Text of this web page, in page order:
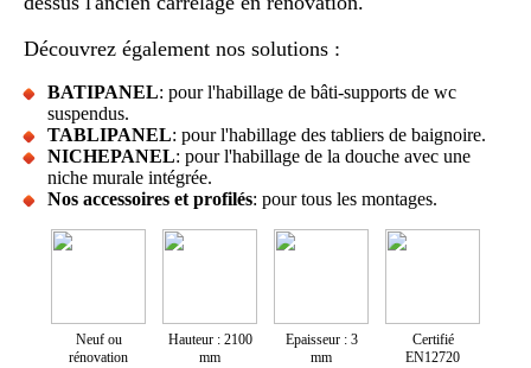
Découvrez également nos solutions :
BATIPANEL: pour l'habillage de bâti-supports de wc
suspendus.
TABLIPANEL: pour l'habillage des tabliers de baignoire.
NICHEPANEL: pour l'habillage de la douche avec une
niche murale intégrée.
Nos accessoires et profilés: pour tous les montages.
Neuf ou
rénovation
Hauteur : 2100
mm
Epaisseur : 3
mm
Certifié
EN12720